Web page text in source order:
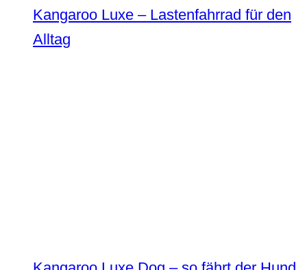
Kangaroo Luxe – Lastenfahrrad für den
Alltag